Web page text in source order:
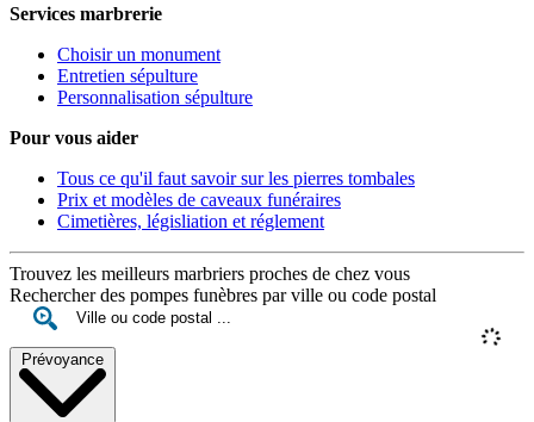
Services marbrerie
Choisir un monument
Entretien sépulture
Personnalisation sépulture
Pour vous aider
Tous ce qu'il faut savoir sur les pierres tombales
Prix et modèles de caveaux funéraires
Cimetières, législiation et réglement
Trouvez les meilleurs marbriers proches de chez vous
Rechercher des pompes funèbres par ville ou code postal
Prévoyance